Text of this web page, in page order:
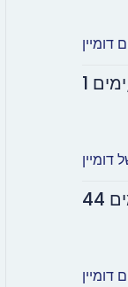
דומיין
ימים
דומיין